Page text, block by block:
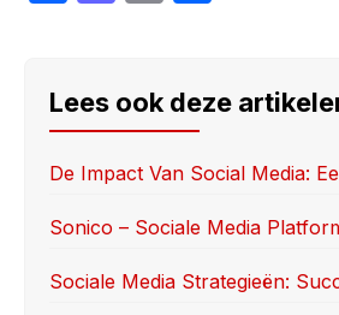
e
b
o
o
o
d
o
n
e
Lees ook deze
De Impact Van Social Media:
Sonico – Sociale Media
Sociale Media Strategieën: